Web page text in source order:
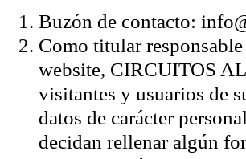
Buzón de contacto:
Como titular
website, CIRCUITOS
visitantes y usuarios de
datos de carácter
decidan rellenar algún